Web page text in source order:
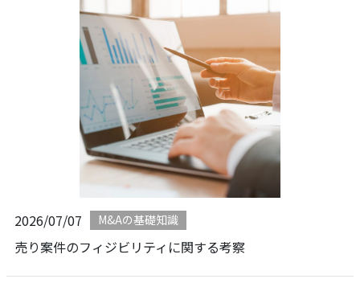
2026/07/07 M&Aの基礎知識
売り案件のフィジビリティに関する考察